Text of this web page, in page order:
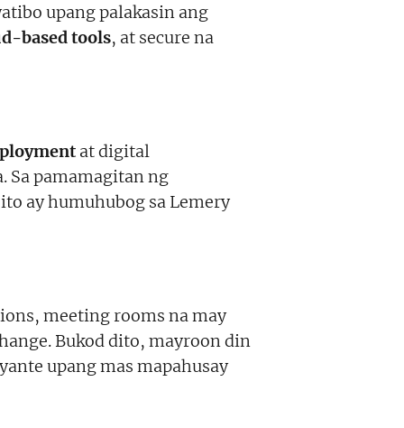
upang palakasin ang
based tools, at secure na
at digital
Sa pamamagitan ng
ay humuhubog sa Lemery
meeting rooms na may
Bukod dito, mayroon din
upang mas mapahusay